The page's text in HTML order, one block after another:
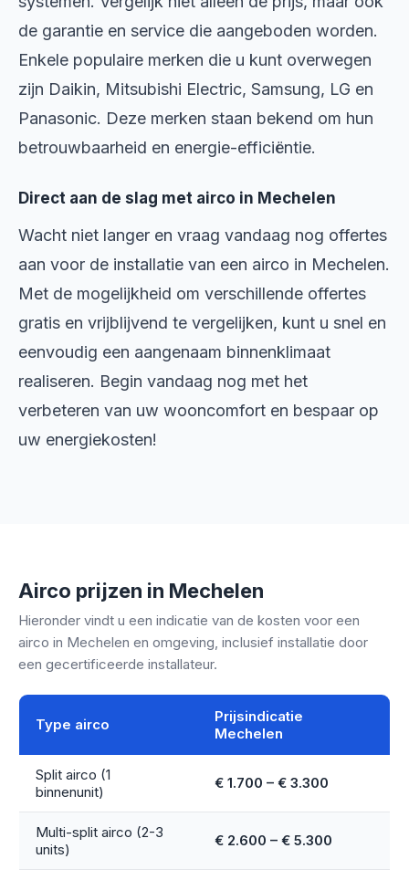
de garantie en service die aangeboden worden.
Enkele populaire merken die u kunt overwegen
zijn Daikin, Mitsubishi Electric, Samsung, LG en
Panasonic. Deze merken staan bekend om hun
betrouwbaarheid en energie-efficiëntie.
Direct aan de slag met airco in Mechelen
Wacht niet langer en vraag vandaag nog offertes
aan voor de installatie van een airco in Mechelen.
Met de mogelijkheid om verschillende offertes
gratis en vrijblijvend te vergelijken, kunt u snel en
eenvoudig een aangenaam binnenklimaat
realiseren. Begin vandaag nog met het
verbeteren van uw wooncomfort en bespaar op
uw energiekosten!
Airco prijzen in Mechelen
Hieronder vindt u een indicatie van de kosten voor een
airco in Mechelen en omgeving, inclusief installatie door
een gecertificeerde installateur.
Type airco
Prijsindicatie
Mechelen
Split airco (1
binnenunit)
€ 1.700 – € 3.300
Multi-split airco (2-3
units)
€ 2.600 – € 5.300